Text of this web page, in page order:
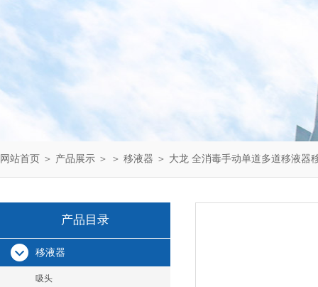
网站首页 ＞ 产品展示 ＞ ＞ 移液器 ＞ 大龙 全消毒手动单道多道移液器
产品目录
移液器
吸头